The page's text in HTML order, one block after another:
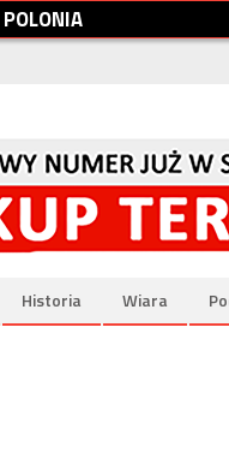
POLONIA
Historia Wiara